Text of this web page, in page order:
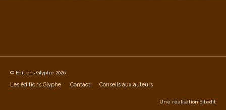
© Éditions Glyphe 2026
Les éditions Glyphe Contact Conseils aux auteurs
Une réalisation Sitedit